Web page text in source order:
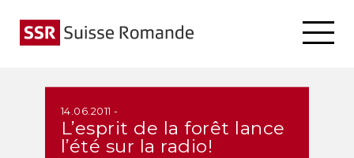
14.06.2011 -
L’esprit de la forêt lance
l’été sur la radio!